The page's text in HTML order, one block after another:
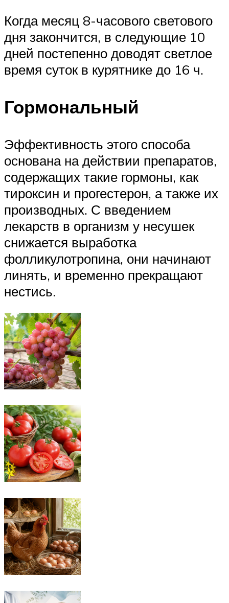
Когда месяц 8-часового светового
дня закончится, в следующие 10
дней постепенно доводят светлое
время суток в курятнике до 16 ч.
Гормональный
Эффективность этого способа
основана на действии препаратов,
содержащих такие гормоны, как
тироксин и прогестерон, а также их
производных. С введением
лекарств в организм у несушек
снижается выработка
фолликулотропина, они начинают
линять, и временно прекращают
нестись.